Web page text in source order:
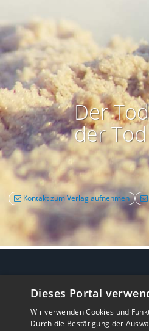
Der
der
Kontakt zum Verlag aufnehmen
Dieses Portal
Wir verwenden Cookies und
Durch die Bestätigung der